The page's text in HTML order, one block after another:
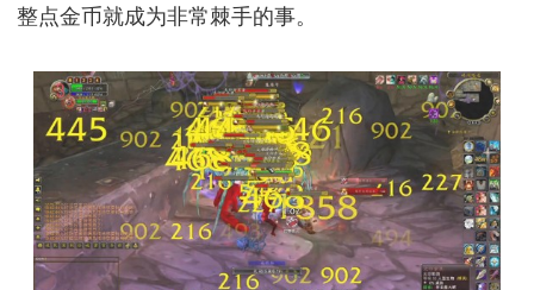
整点金币就成为非常棘手的事。